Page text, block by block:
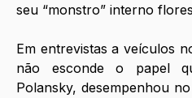
seu “monstro” interno
Em entrevistas a veículos
não esconde o papel
Polansky, desempenhou